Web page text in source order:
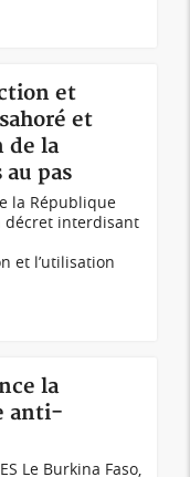
et
et
de la
pas
la République
décret interdisant
et l’utilisation
la
anti-
Le Burkina Faso,